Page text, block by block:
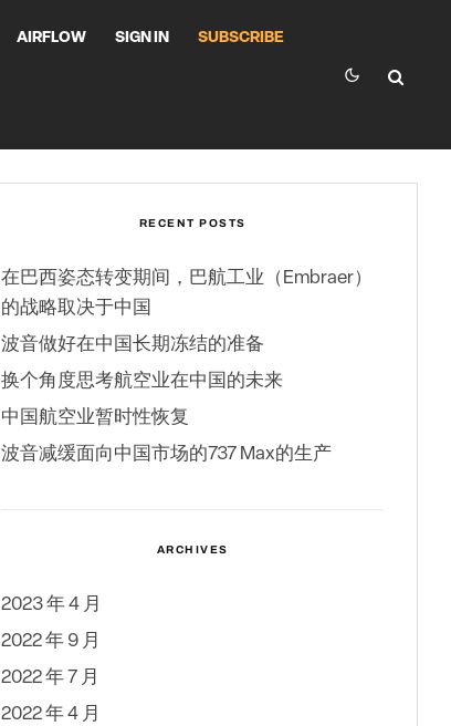
AIRFLOW SIGN IN SUBSCRIBE
RECENT POSTS
在巴西姿态转变期间，巴航工业（Embraer）
的战略取决于中国
波音做好在中国长期冻结的准备
换个角度思考航空业在中国的未来
中国航空业暂时性恢复
波音减缓面向中国市场的737 Max的生产
ARCHIVES
2023 年 4 月
2022 年 9 月
2022 年 7 月
2022 年 4 月